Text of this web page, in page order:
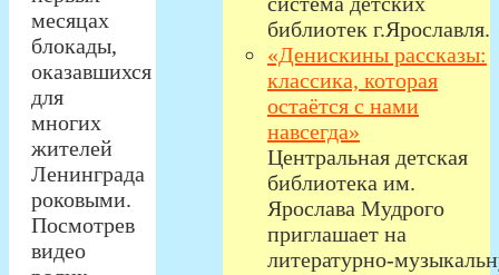
месяцах
блокады,
оказавшихся
для
многих
жителей
Ленинграда
роковыми.
Посмотрев
видео
библиотек г.Ярославля.
«Денискины рассказы:
классика, которая
остаётся с нами
навсегда»
Центральная детская
библиотека им.
Ярослава Мудрого
приглашает на